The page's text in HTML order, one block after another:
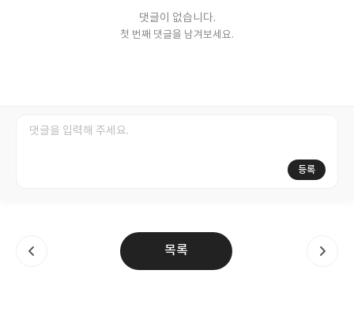
댓글이 없습니다.
첫 번째 댓글을 남겨보세요.
등록
목록